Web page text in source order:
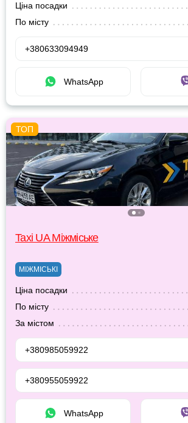
Ціна посадки
По місту
+380633094949
WhatsApp
Taxi UA Міжміське
МІЖМІСЬКІ
Ціна посадки
По місту
За містом
+380985059922
+380955059922
WhatsApp